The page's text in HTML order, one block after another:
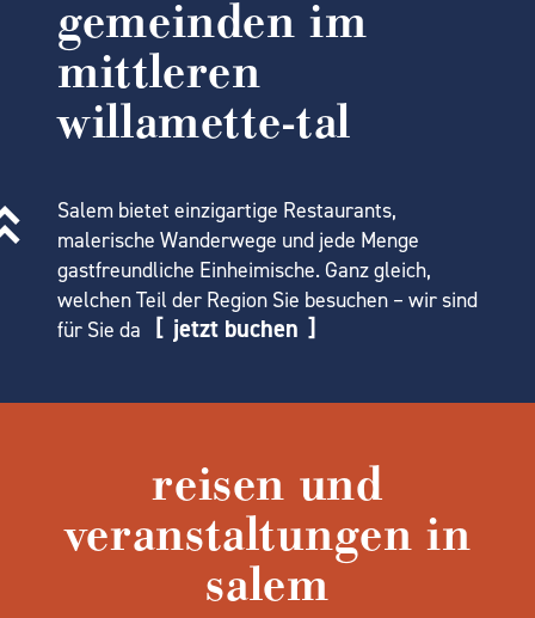
gemeinden im
mittleren
willamette-tal
Salem bietet einzigartige Restaurants,
malerische Wanderwege und jede Menge
gastfreundliche Einheimische. Ganz gleich,
welchen Teil der Region Sie besuchen – wir sind
für Sie da
jetzt buchen
reisen und
veranstaltungen in
salem